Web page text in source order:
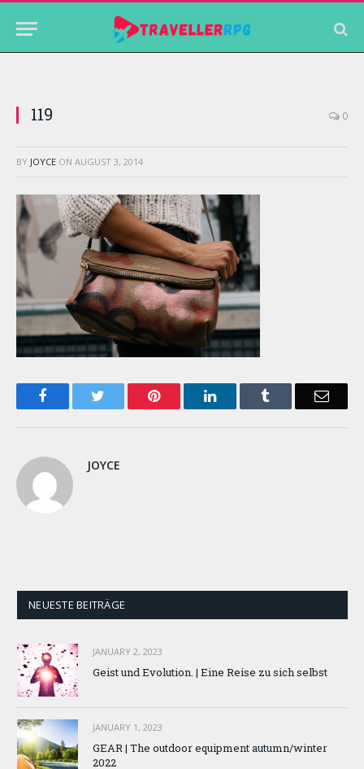
119 0
BY JOYCE ON AUGUST 3, 2014
Facebook Pinterest LinkedIn Email
JOYCE
NEUESTE BEITRÄGE
JANUARY 2, 2023
Geist und Evolution. | Eine Reise zu sich selbst
JANUARY 1, 2023
GEAR | The outdoor equipment autumn/winter
2022